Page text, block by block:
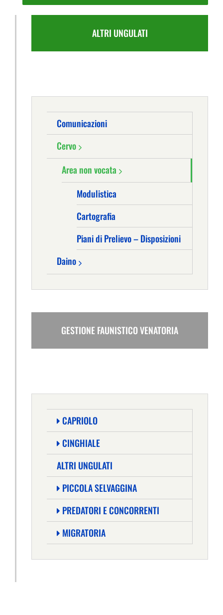
ALTRI UNGULATI
Comunicazioni
Cervo
Area non vocata
Modulistica
Cartografia
Piani di Prelievo – Disposizioni
Daino
GESTIONE FAUNISTICO VENATORIA
CAPRIOLO
CINGHIALE
ALTRI UNGULATI
PICCOLA SELVAGGINA
PREDATORI E CONCORRENTI
MIGRATORIA